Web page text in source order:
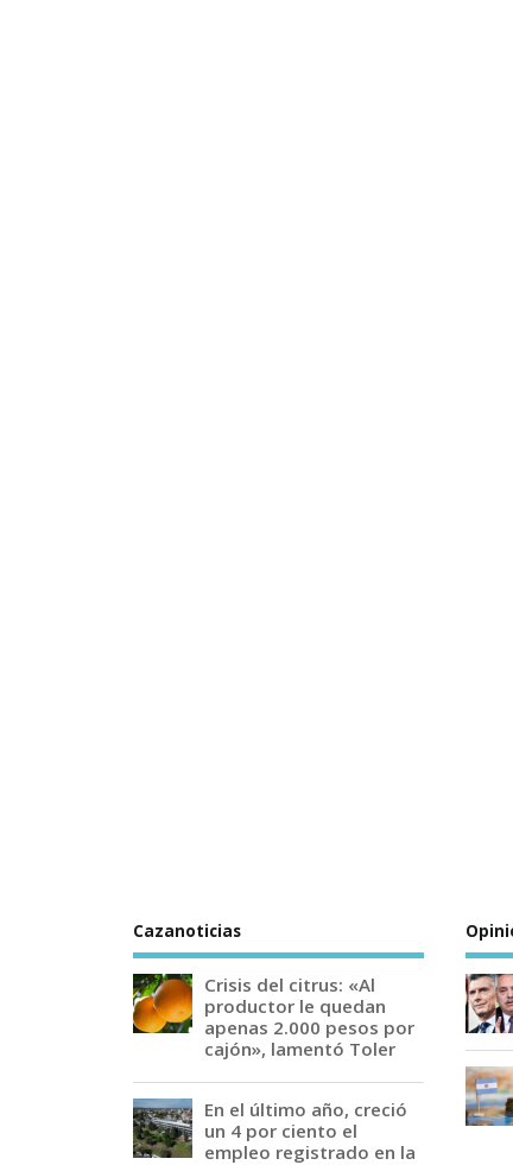
Cazanoticias
Crisis del citrus: «Al
productor le quedan
apenas 2.000 pesos por
cajón», lamentó Toler
En el último año, creció
un 4 por ciento el
empleo registrado en la